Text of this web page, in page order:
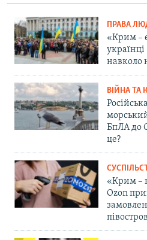
ПРАВА
«Крим –
навколо
ВІЙНА ТА
БпЛА до
це?
«Крим –
Ozon